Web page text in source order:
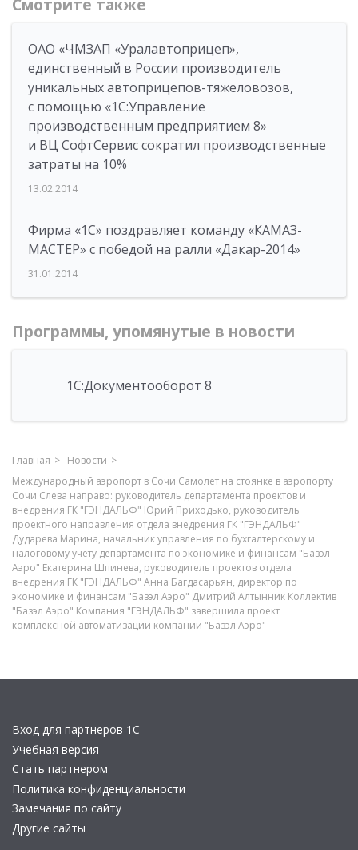
Смотрите также
ОАО «ЧМЗАП «Уралавтоприцеп»,
единственный в России производитель
уникальных автоприцепов-тяжеловозов,
с помощью «1С:Управление
производственным предприятием 8»
и ВЦ СофтСервис сократил производственные
затраты на 10%
13.02.2014
Фирма «1С» поздравляет команду «КАМАЗ-
МАСТЕР» с победой на ралли «Дакар-2014»
31.01.2014
Программы, упомянутые в новости
1С:Документооборот 8
Главная
Новости
Международный аэропорт в Сочи Самолет на стоянке в аэропорту
Сочи Слева направо: руководитель департамента проектов и
внедрения ГК "ГЭНДАЛЬФ" Юрий Приходько, руководитель
проектного направления отдела внедрения ГК "ГЭНДАЛЬФ"
Дударева Марина, начальник управления по бухгалтерскому и
налоговому учету департамента по экономике и финансам "Базэл
Аэро" Екатерина Шпинева, руководитель проектов отдела
внедрения ГК "ГЭНДАЛЬФ" Анна Багдасарьян, директор по
экономике и финансам "Базэл Аэро" Дмитрий Алтынник Коллектив
"Базэл Аэро" Компания "ГЭНДАЛЬФ" завершила проект
комплексной автоматизации компании "Базэл Аэро"
Вход для партнеров 1С
Учебная версия
Стать партнером
Политика конфиденциальности
Замечания по сайту
Другие сайты